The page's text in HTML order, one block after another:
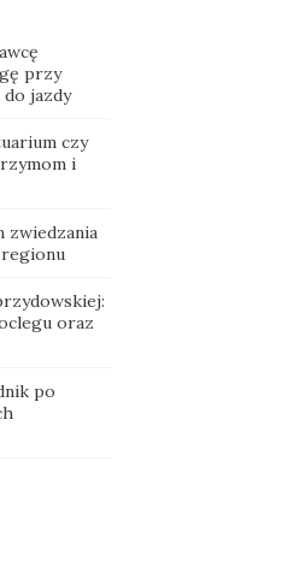
przy
jazdy
czy
i
zwiedzania
oraz
po